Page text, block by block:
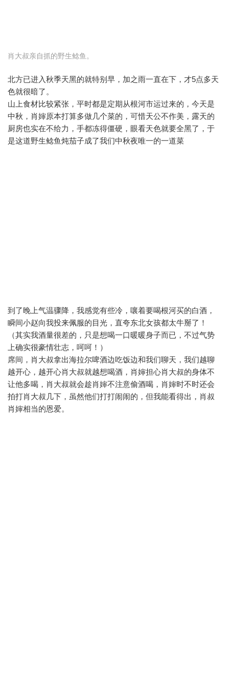
肖大叔亲自抓的野生鲶鱼。
北方已进入秋季天黑的就特别早，加之雨一直在下，才5点多天
色就很暗了。
山上食材比较紧张，平时都是定期从根河市运过来的，今天是
中秋，肖婶原本打算多做几个菜的，可惜天公不作美，露天的
厨房也实在不给力，手都冻得僵硬，眼看天色就要全黑了，于
是这道野生鲶鱼炖茄子成了我们中秋夜唯一的一道菜
到了晚上气温骤降，我感觉有些冷，嚷着要喝根河买的白酒，
瞬间小赵向我投来佩服的目光，直夸东北女孩都太牛掰了！
（其实我酒量很差的，只是想喝一口暖暖身子而已，不过气势
上确实很豪情壮志，呵呵！）
席间，肖大叔拿出海拉尔啤酒边吃饭边和我们聊天，我们越聊
越开心，越开心肖大叔就越想喝酒，肖婶担心肖大叔的身体不
让他多喝，肖大叔就会趁肖婶不注意偷酒喝，肖婶时不时还会
拍打肖大叔几下，虽然他们打打闹闹的，但我能看得出，肖叔
肖婶相当的恩爱。